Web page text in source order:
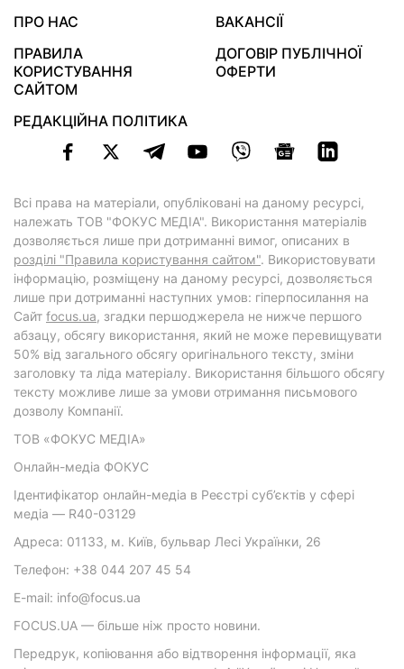
ПРО НАС
ВАКАНСІЇ
ПРАВИЛА
КОРИСТУВАННЯ
САЙТОМ
ДОГОВІР ПУБЛІЧНОЇ
ОФЕРТИ
РЕДАКЦІЙНА ПОЛІТИКА
Всі права на матеріали, опубліковані на даному ресурсі,
належать ТОВ "ФОКУС МЕДІА". Використання матеріалів
дозволяється лише при дотриманні вимог, описаних в
розділі "Правила користування сайтом". Використовувати
інформацію, розміщену на даному ресурсі, дозволяється
лише при дотриманні наступних умов: гіперпосилання на
Cайт focus.ua, згадки першоджерела не нижче першого
абзацу, обсягу використання, який не може перевищувати
50% від загального обсягу оригінального тексту, зміни
заголовку та ліда матеріалу. Використання більшого обсягу
тексту можливе лише за умови отримання письмового
дозволу Компанії.
ТОВ «ФОКУС МЕДІА»
Онлайн-медіа ФОКУС
Ідентифікатор онлайн-медіа в Реєстрі суб’єктів у сфері
медіа — R40-03129
Адреса: 01133, м. Київ, бульвар Лесі Українки, 26
Телефон: +38 044 207 45 54
E-mail: info@focus.ua
FOCUS.UA — більше ніж просто новини.
Передрук, копіювання або відтворення інформації, яка